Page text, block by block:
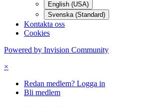
English (USA)
Svenska (Standard)
Kontakta oss
Cookies
Powered by Invision Community
×
Redan medlem? Logga in
Bli medlem